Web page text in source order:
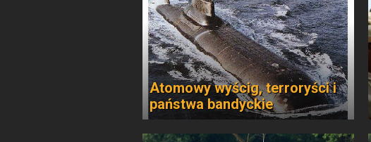
Atomowy wyścig, terroryści i
państwa bandyckie